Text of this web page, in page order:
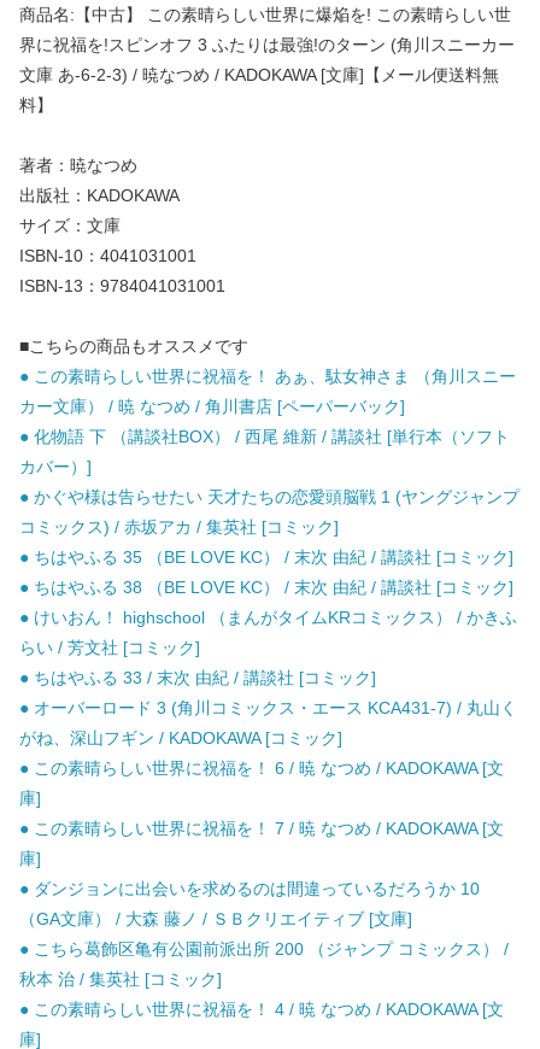
商品名:【中古】 この素晴らしい世界に爆焔を! この素晴らしい世
界に祝福を!スピンオフ 3 ふたりは最強!のターン (角川スニーカー
文庫 あ-6-2-3) / 暁なつめ / KADOKAWA [文庫]【メール便送料無
料】
著者：暁なつめ
出版社：KADOKAWA
サイズ：文庫
ISBN-10：4041031001
ISBN-13：9784041031001
■こちらの商品もオススメです
● この素晴らしい世界に祝福を！ あぁ、駄女神さま （角川スニー
カー文庫） / 暁 なつめ / 角川書店 [ペーパーバック]
● 化物語 下 （講談社BOX） / 西尾 維新 / 講談社 [単行本（ソフト
カバー）]
● かぐや様は告らせたい 天才たちの恋愛頭脳戦 1 (ヤングジャンプ
コミックス) / 赤坂アカ / 集英社 [コミック]
● ちはやふる 35 （BE LOVE KC） / 末次 由紀 / 講談社 [コミック]
● ちはやふる 38 （BE LOVE KC） / 末次 由紀 / 講談社 [コミック]
● けいおん！ highschool （まんがタイムKRコミックス） / かきふ
らい / 芳文社 [コミック]
● ちはやふる 33 / 末次 由紀 / 講談社 [コミック]
● オーバーロード 3 (角川コミックス・エース KCA431-7) / 丸山く
がね、深山フギン / KADOKAWA [コミック]
● この素晴らしい世界に祝福を！ 6 / 暁 なつめ / KADOKAWA [文
庫]
● この素晴らしい世界に祝福を！ 7 / 暁 なつめ / KADOKAWA [文
庫]
● ダンジョンに出会いを求めるのは間違っているだろうか 10
（GA文庫） / 大森 藤ノ / ＳＢクリエイティブ [文庫]
● こちら葛飾区亀有公園前派出所 200 （ジャンプ コミックス） /
秋本 治 / 集英社 [コミック]
● この素晴らしい世界に祝福を！ 4 / 暁 なつめ / KADOKAWA [文
庫]